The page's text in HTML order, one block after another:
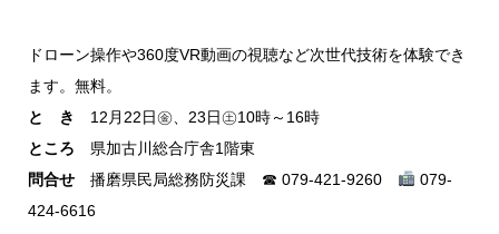
ドローン操作や360度VR動画の視聴など次世代技術を体験でき
ます。無料。
と き
12月22日㊎、23日㊏10時～16時
ところ 県加古川総合庁舎1階東
問合せ 播磨県民局総務防災課 ☎ 079-421-9260
079-
424-6616